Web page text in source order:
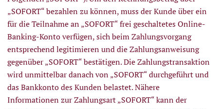
„SOFORT“ bezahlen zu können, muss der Kunde über ein
für die Teilnahme an „SOFORT“ frei geschaltetes Online-
Banking-Konto verfügen, sich beim Zahlungsvorgang
entsprechend legitimieren und die Zahlungsanweisung
gegenüber „SOFORT“ bestätigen. Die Zahlungstransaktion
wird unmittelbar danach von „SOFORT“ durchgeführt und
das Bankkonto des Kunden belastet. Nähere
Informationen zur Zahlungsart „SOFORT“ kann der